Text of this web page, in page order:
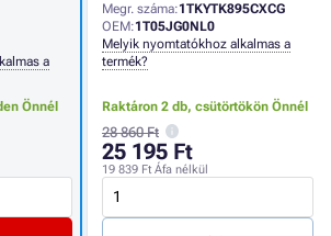
Megr. száma:1TKYTK895CXCG
OEM:1T05JG0NL0
Melyik nyomtatókhoz alkalmas a
termék?
Raktáron 2 db, csütörtökön Önnél
28 860 Ft
25 195 Ft
19 839 Ft Áfa nélkül
a
Önnél